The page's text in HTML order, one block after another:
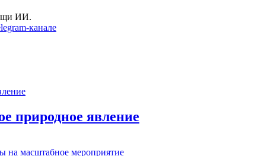
ИИ.
канале
природное явление